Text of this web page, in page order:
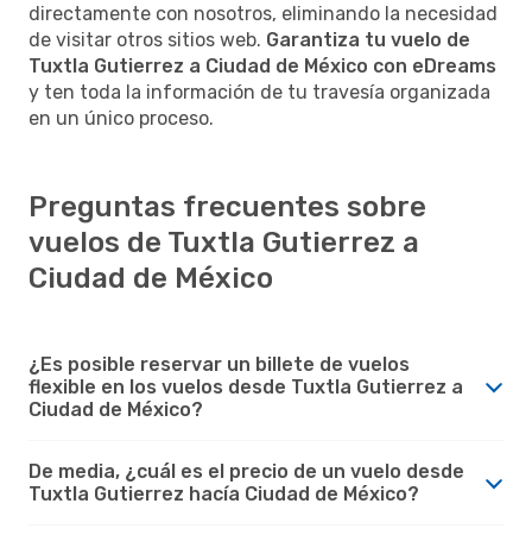
directamente con nosotros, eliminando la necesidad
de visitar otros sitios web. Garantiza tu vuelo de
Tuxtla Gutierrez a Ciudad de México con eDreams
y ten toda la información de tu travesía organizada
en un único proceso.
Preguntas frecuentes sobre
vuelos de Tuxtla Gutierrez a
Ciudad de México
¿Es posible reservar un billete de vuelos
flexible en los vuelos desde Tuxtla Gutierrez a
Ciudad de México?
De media, ¿cuál es el precio de un vuelo desde
Tuxtla Gutierrez hacía Ciudad de México?